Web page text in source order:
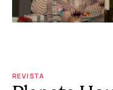
REVISTA